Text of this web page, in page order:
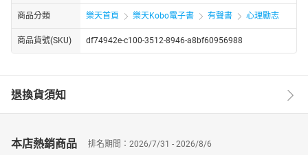
師承，國際潛能激勵大師 Anthony Robbins，EFT 創始者 Gary
Craig，NLP創始者 Dr. Richard Bandler ，與Psych-K©創始者 Rob
Williams，等。國際知名情緒療癒大師，更獲得高績效教練、國際神
經語言程式學NLP專業教練、美國深層情緒釋放EFT專業引導師與
望協助處於情緒困擾的人，排出情緒毒素、提升正面能量，讓平
靜、喜悅與愛進入生命的每一天。深信只要正確的方法在手，人人
堂和吸引力網路營銷公司，幫助世人實現夢想。
商品分類 樂天首頁 樂天Kobo電子書 有聲書 心理勵志
商品貨號(SKU) df74942e-c100-3512-8946-a8bf60956988
退換貨須知
本店熱銷商品 排名期間：2026/7/31 - 2026/8/6